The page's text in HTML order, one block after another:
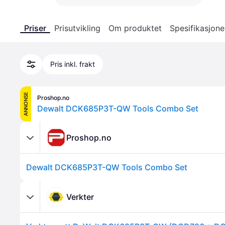
Priser Prisutvikling Om produktet
Pris inkl. frakt
ANNONSE Proshop.no
Dewalt DCK685P3T-QW Tools Combo Set
Proshop.no
Dewalt DCK685P3T-QW Tools Combo Set
Verkter